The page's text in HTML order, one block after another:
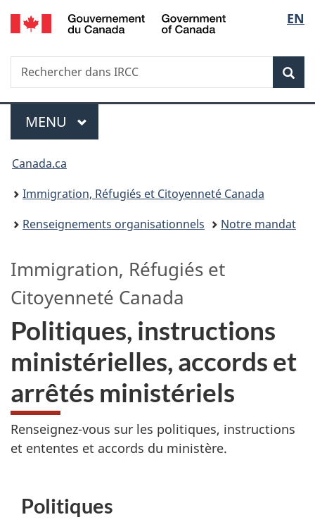
Passer
au
Passer
à
du
Passer
à
simplifiée
de
la
EN
Recherche
Rechercher
dans
Menu
MENU PRINCIPAL
Vous
êtes
ici :
Canada.ca
Immigration, Réfugiés et Citoyenneté Canada
Renseignements organisationnels
Notre mandat
Immigration, Réfugiés et
Citoyenneté Canada
Politiques, instructions
ministérielles, accords et
arrêtés ministériels
Renseignez-vous sur les politiques, instructions
et ententes et accords du ministère.
Politiques